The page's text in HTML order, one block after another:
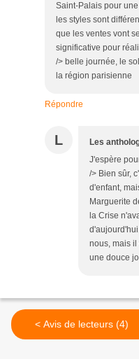
Saint-Palais pour
les styles sont
que les ventes vont
significative pour
/> belle journée, le
la région parisienne
Répondre
L Les
J'espère
/> Bien sûr,
d'enfant,
Marguerite
la Crise
nous, mais il
une douce
< Avis de lecteurs (4)